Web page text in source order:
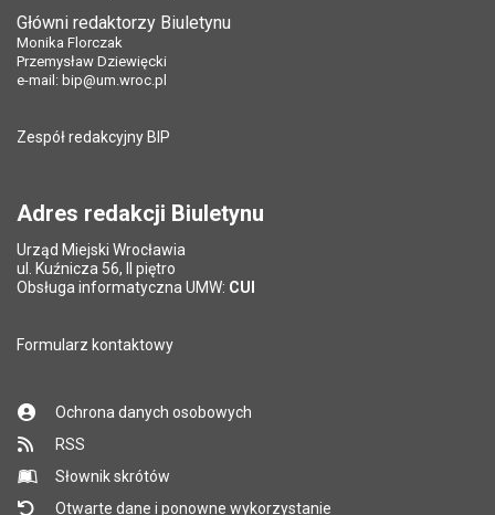
Główni redaktorzy Biuletynu
Monika Florczak
Przemysław Dziewięcki
e-mail: bip@um.wroc.pl
Zespół redakcyjny BIP
Adres redakcji Biuletynu
Urząd Miejski Wrocławia
ul. Kuźnicza 56, II piętro
Obsługa informatyczna UMW: CUI
Formularz kontaktowy
Ochrona danych osobowych
RSS
Słownik skrótów
Otwarte dane i ponowne wykorzystanie